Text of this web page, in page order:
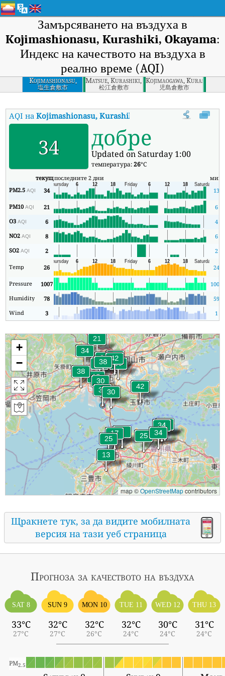
Замърсяването на въздуха в
Kojimashionasu, Kurashiki, Okayama:
Индекс на качеството на въздуха в
реално време (AQI)
Kojimashionasu,
Kurashiki, Okayama
塩生倉敷市
Matsue, Kurashiki, Okayama
松江倉敷市
Kojimaogawa, Kurashiki,
児島倉敷市
AQI наKojimashionasu, Kurashiki, Okayama Индекс на
34 добре
Updated on Saturday 1:00
температура:26°C
текущпоследните 2 дни мин
PM2.5AQI 34 13
PM10AQI 21
6
O3AQI 6
4
NO2AQI 8
6
SO2AQI 2 2
Temp 26 24
Pressure 1007 1006
Humidity
78
59
Wind
3 1
+
−
map ©OpenStreetMapcontributors
Щракнете тук, за да видите мобилната
версия на тази уеб страница
Прогноза за качеството на въздуха
SAT 8
33°C
27°C
SUN 9
32°C
27°C
MON 10
32°C
26°C
TUE 11
32°C
24°C
WED 12
30°C
24°C
THU 13
31°C
24°C
PM2.5